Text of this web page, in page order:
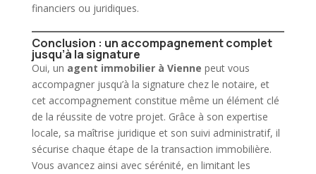
financiers ou juridiques.
Conclusion : un accompagnement complet
jusqu’à la signature
Oui, un agent immobilierà Vienne peut vous
accompagner jusqu’à la signature chez le notaire, et
cet accompagnement constitue même un élément clé
de la réussite de votre projet. Grâce à son expertise
locale, sa maîtrise juridique et son suivi administratif, il
sécurise chaque étape de la transaction immobilière.
Vous avancez ainsi avec sérénité, en limitant les